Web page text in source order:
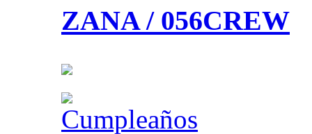
ZANA / 056CREW